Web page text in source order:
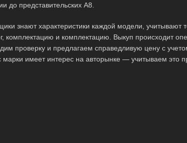
до представительских A8.
знают характеристики каждой модели, учитывают
комплектацию и комплектацию. Выкуп происходит
проверку и предлагаем справедливую цену с
марки имеет интерес на авторынке — учитываем это